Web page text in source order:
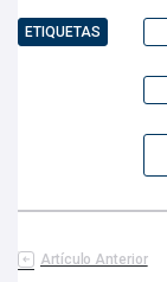
ETIQUETAS
Artículo Anterior